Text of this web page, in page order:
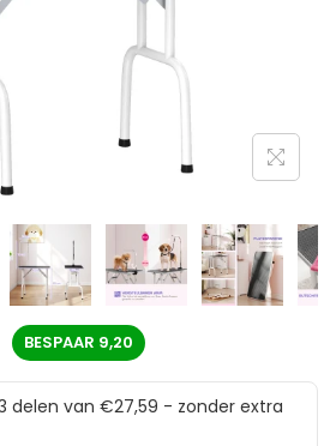
BESPAAR 9,20
delen van €27,59 - zonder extra